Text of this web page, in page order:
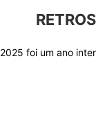
2025 foi um ano